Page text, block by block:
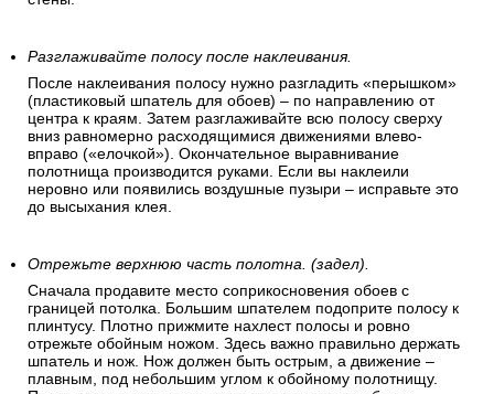
Виниловые обои клеятся встык. При этом иногда
допускается небольшой нахлест на потолок в 3-5 см. Так
удобнее клеить и выравнивать затем полосу по длине
стены.
Разглаживайте полосу после наклеивания.
После наклеивания полосу нужно разгладить «перышком»
(пластиковый шпатель для обоев) – по направлению от
вниз равномерно расходящимися движениями влево-
вправо («елочкой»). Окончательное выравнивание
полотнища производится руками. Если вы наклеили
неровно или появились воздушные пузыри – исправьте это
до высыхания клея.
Отрежьте верхнюю часть полотна. (задел).